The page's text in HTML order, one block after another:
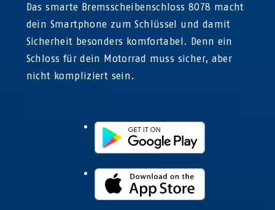
Das smarte Bremsscheibenschloss 8078 macht
dein Smartphone zum Schlüssel und damit
Sicherheit besonders komfortabel. Denn ein
Schloss für dein Motorrad muss sicher, aber
nicht kompliziert sein.